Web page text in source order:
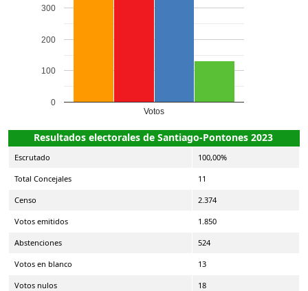
Votos
0
100
200
300
Resultados electorales de Santiago-Pontones 2023
Escrutado 100,00%
Total Concejales 11
Censo 2.374
Votos emitidos 1.850
Abstenciones 524
Votos en blanco 13
Votos nulos 18